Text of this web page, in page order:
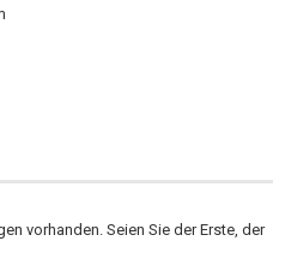
vorhanden. Seien Sie der Erste, der